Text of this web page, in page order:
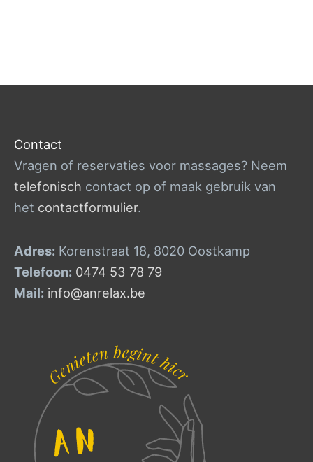
Contact
Vragen of reservaties voor massages? Neem
telefonisch contact op of maak gebruik van
het contactformulier.
Adres: Korenstraat 18, 8020 Oostkamp
Telefoon: 0474 53 78 79
Mail: info@anrelax.be